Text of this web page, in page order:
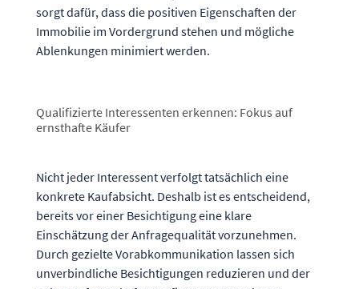
sorgt dafür, dass die positiven Eigenschaften der
Immobilie im Vordergrund stehen und mögliche
Ablenkungen minimiert werden.
Qualifizierte Interessenten erkennen: Fokus auf
ernsthafte Käufer
Nicht jeder Interessent verfolgt tatsächlich eine
konkrete Kaufabsicht. Deshalb ist es entscheidend,
bereits vor einer Besichtigung eine klare
Einschätzung der Anfragequalität vorzunehmen.
Durch gezielte Vorabkommunikation lassen sich
unverbindliche Besichtigungen reduzieren und der